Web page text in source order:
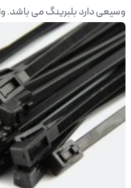
وسیعی دارد بلبرینگ می باشد.